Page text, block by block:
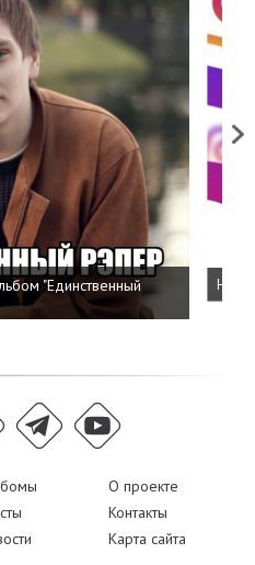
"Единственный
Next
О проекте
Контакты
Карта сайта